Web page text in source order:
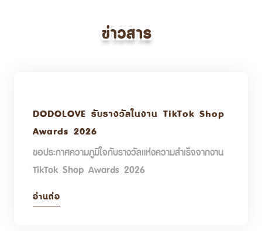
ข่าวสาร
DODOLOVE รับรางวัลในงาน TikTok Shop
Awards 2026
ขอประกาศความภูมิใจกับรางวัลแห่งความสำเร็จจากงาน
TikTok Shop Awards 2026
อ่านต่อ